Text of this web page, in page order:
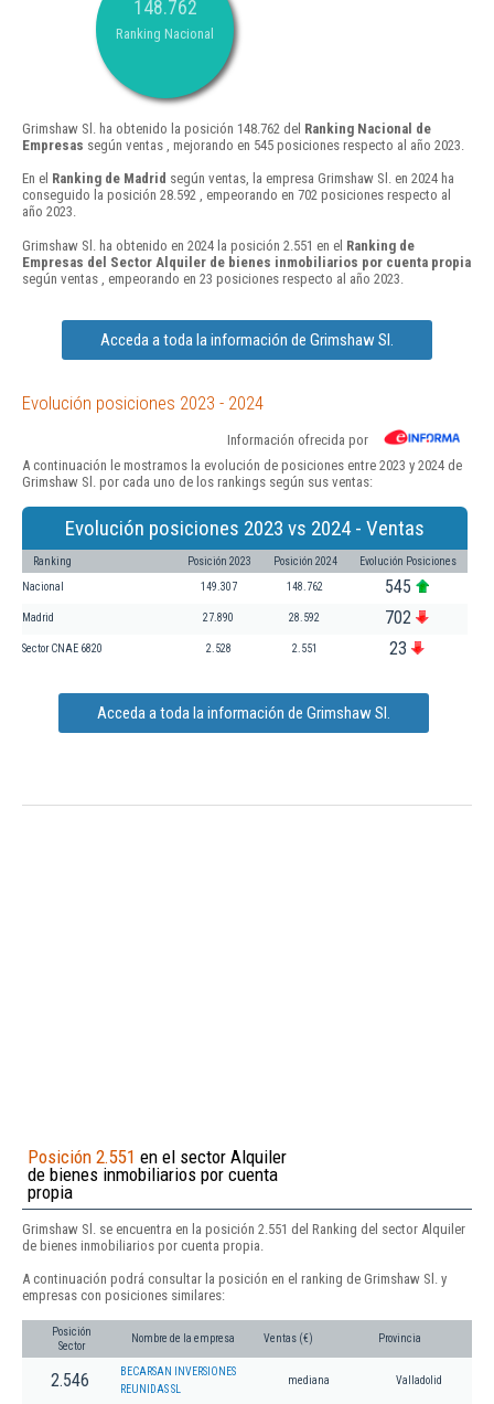
148.762
Ranking Nacional
Grimshaw Sl. ha obtenido la posición 148.762 del Ranking Nacional de
Empresas según ventas , mejorando en 545 posiciones respecto al año 2023.
En el Ranking de Madrid según ventas, la empresa Grimshaw Sl. en 2024 ha
conseguido la posición 28.592 , empeorando en 702 posiciones respecto al
año 2023.
Grimshaw Sl. ha obtenido en 2024 la posición 2.551 en el Ranking de
Empresas del Sector Alquiler de bienes inmobiliarios por cuenta propia
según ventas , empeorando en 23 posiciones respecto al año 2023.
Acceda a toda la información de Grimshaw Sl.
Evolución posiciones 2023 - 2024
Información ofrecida por
A continuación le mostramos la evolución de posiciones entre 2023 y 2024 de
Grimshaw Sl. por cada uno de los rankings según sus ventas:
Evolución posiciones 2023 vs 2024 - Ventas
Ranking Posición 2023 Posición 2024 Evolución Posiciones
Nacional 149.307 148.762 545
Madrid 27.890 28.592 702
Sector CNAE 6820 2.528 2.551 23
Acceda a toda la información de Grimshaw Sl.
Posición 2.551 en el sector Alquiler
de bienes inmobiliarios por cuenta
propia
Grimshaw Sl. se encuentra en la posición 2.551 del Ranking del sector Alquiler
de bienes inmobiliarios por cuenta propia.
A continuación podrá consultar la posición en el ranking de Grimshaw Sl. y
empresas con posiciones similares:
Posición
Sector
Nombre de la empresa Ventas (€) Provincia
2.546
BECARSAN INVERSIONES
REUNIDAS SL
mediana Valladolid